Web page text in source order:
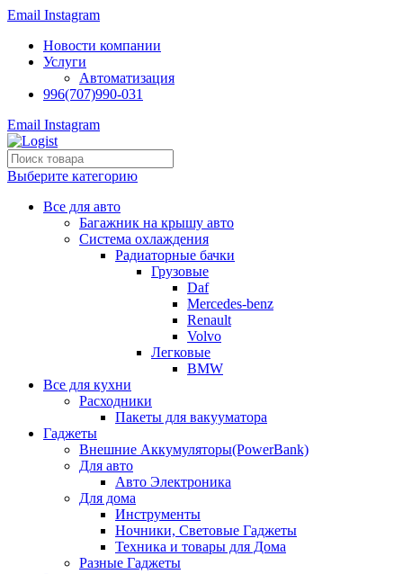
Email Instagram
Новости компании
Услуги
Автоматизация
996(707)990-031
Email Instagram
Выберите категорию
Все для авто
Багажник на крышу авто
Система охлаждения
Радиаторные бачки
Грузовые
Daf
Mercedes-benz
Renault
Volvo
Легковые
BMW
Все для кухни
Расходники
Пакеты для вакууматора
Гаджеты
Внешние Аккумуляторы(PowerBank)
Для авто
Авто Электроника
Для дома
Инструменты
Ночники, Световые Гаджеты
Техника и товары для Дома
Разные Гаджеты